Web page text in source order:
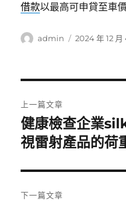
借款以最高可申貸至車
作
admin
發
2024 年 12 月
章
導
覽
上一篇文章
上
一
文
章:
健康檢查企業
視雷射產品的荷
下一篇文章